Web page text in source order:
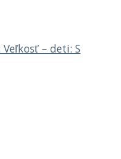
– deti: S